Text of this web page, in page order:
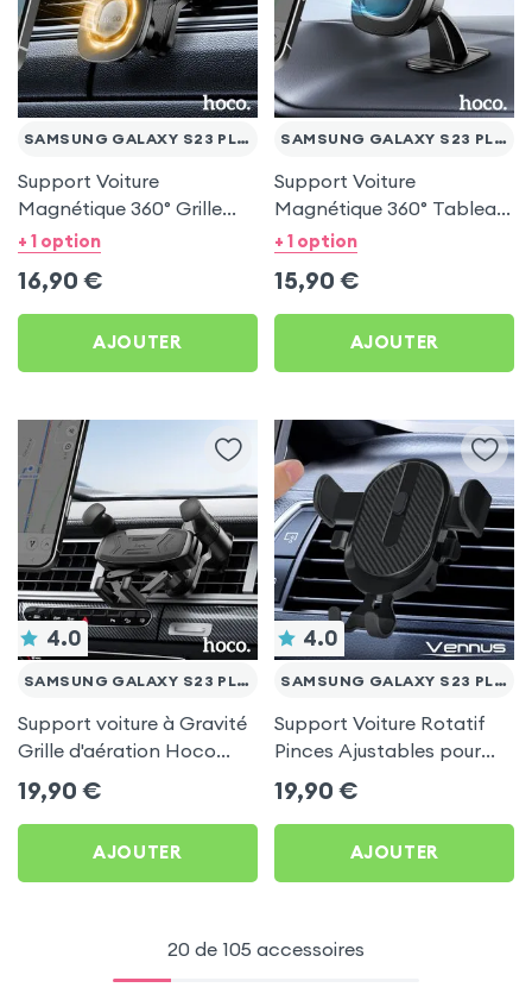
SAMSUNG GALAXY S23 PLUS
Support Voiture
Magnétique 360° Grille
d'aération Hoco pour
+ 1 option
16,90 €
AJOUTER
SAMSUNG GALAXY S23 PLUS
Support Voiture
Magnétique 360° Tableau
de bord Hoco pour
+ 1 option
15,90 €
AJOUTER
4.0
SAMSUNG GALAXY S23 PLUS
Support voiture à Gravité
Grille d'aération Hoco
Noir pour Samsung
Galaxy S23 Plus
19,90 €
AJOUTER
4.0
SAMSUNG GALAXY S23 PLUS
Support Voiture Rotatif
Pinces Ajustables pour
Samsung Galaxy S23 Plus
19,90 €
AJOUTER
20 de 105 accessoires